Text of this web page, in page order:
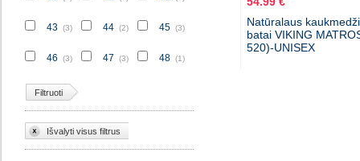
43 (3) 44 (2) 45 (3)
46 (3) 47 (3) 48 (1)
Filtruoti
Išvalyti visus filtrus
Natūralaus
batai VIKING
520)-UNISEX